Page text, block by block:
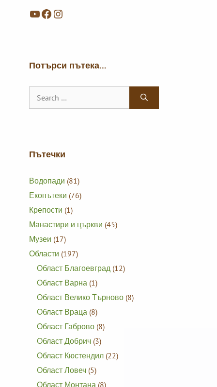
YouTube
Facebook
Instagram
Потърси пътека…
for:
Пътечки
Водопади (81)
Екопътеки (76)
Крепости (1)
Манастири и църкви (45)
Музеи (17)
Области (197)
Област Благоевград (12)
Област Варна (1)
Област Велико Търново (8)
Област Враца (8)
Област Габрово (8)
Област Добрич (3)
Област Кюстендил (22)
Област Ловеч (5)
Област Монтана (8)